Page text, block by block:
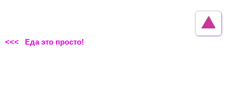
<<< Еда это просто!